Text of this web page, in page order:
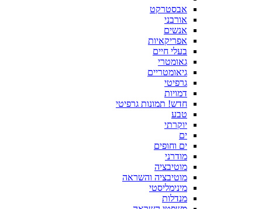
אבסטרקט
אורבני
אנשים
אפריקאיות
בעלי חיים
גאומטרי
גיאומטריים
גרפיטי
דמויות
חדש! תמונות גרפיטי
טבע
יוקרתי
ים
ים וחופים
מודרני
מוטיבציה
מוטיבציה והשראה
מינימליסטי
מנדלות